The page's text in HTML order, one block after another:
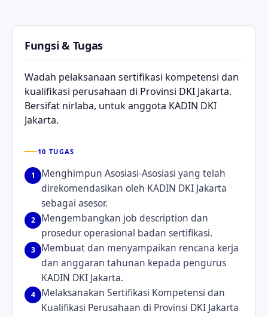
Fungsi & Tugas
Wadah pelaksanaan sertifikasi kompetensi dan
kualifikasi perusahaan di Provinsi DKI Jakarta.
Bersifat nirlaba, untuk anggota KADIN DKI
Jakarta.
10 TUGAS
1
Menghimpun Asosiasi-Asosiasi yang telah
direkomendasikan oleh KADIN DKI Jakarta
sebagai asesor.
2
Mengembangkan job description dan
prosedur operasional badan sertifikasi.
3
Membuat dan menyampaikan rencana kerja
dan anggaran tahunan kepada pengurus
KADIN DKI Jakarta.
4
Melaksanakan Sertifikasi Kompetensi dan
Kualifikasi Perusahaan di Provinsi DKI Jakarta